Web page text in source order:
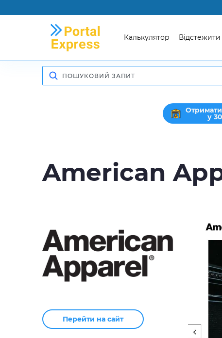
Калькулятор Відстежити
у
American
Перейти на сайт